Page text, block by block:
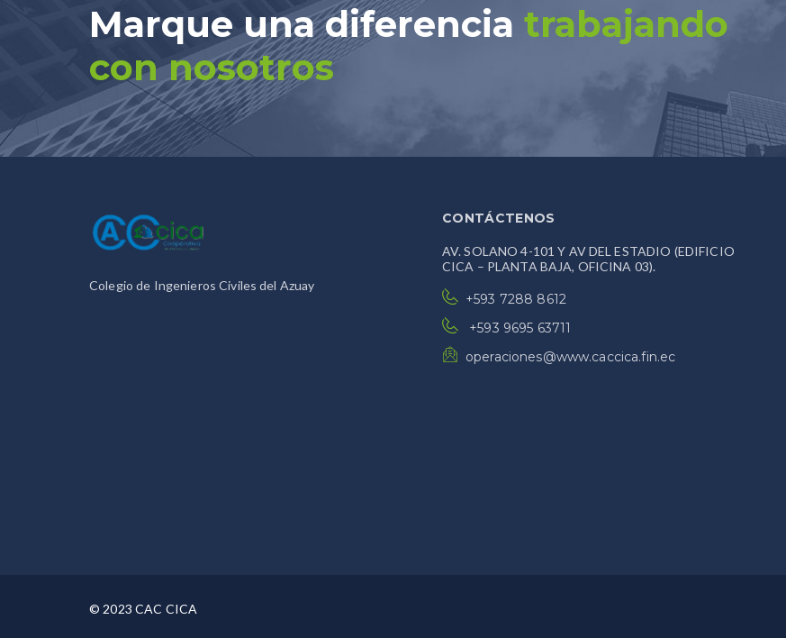
Marque una diferencia trabajando
con nosotros
Colegio de Ingenieros Civiles del Azuay
CONTÁCTENOS
AV. SOLANO 4-101 Y AV DEL ESTADIO (EDIFICIO
CICA – PLANTA BAJA, OFICINA 03).
+593 7288 8612
+593 9695 63711
operaciones@www.caccica.fin.ec
© 2023 CAC CICA